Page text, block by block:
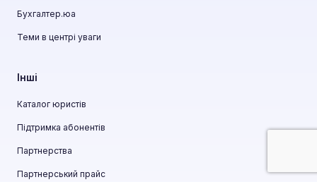
Бухгалтер.юа
Теми в центрі уваги
Інші
Каталог юристів
Підтримка абонентів
Партнерства
Партнерський прайс